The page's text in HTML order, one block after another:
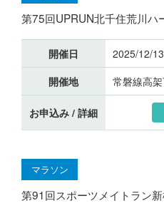
第75回UPRUN北千住荒川ハ
開催日
2025/12/
開催地
常磐線高
お申込み / 詳細
マラソン
第91回スポーツメイトラン